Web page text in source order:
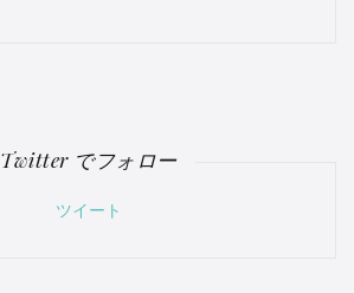
Twitter でフォロー
ツイート